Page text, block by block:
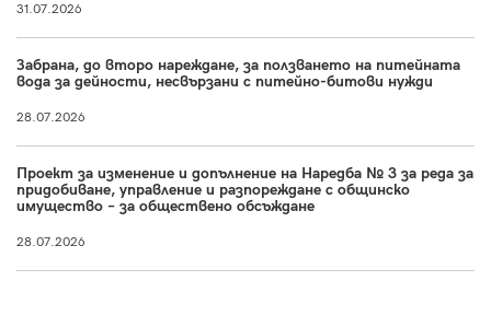
31.07.2026
Забрана, до второ нареждане, за ползването на питейната
вода за дейности, несвързани с питейно-битови нужди
28.07.2026
Проект за изменение и допълнение на Наредба № 3 за реда за
придобиване, управление и разпореждане с общинско
имущество – за обществено обсъждане
28.07.2026